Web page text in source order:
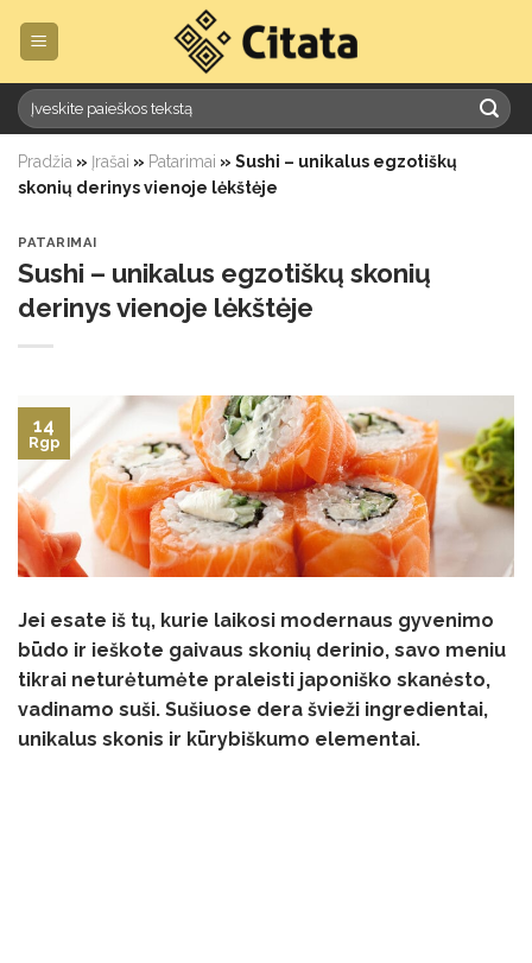
Pradžia » Įrašai » Patarimai » Sushi – unikalus egzotiškų
skonių derinys vienoje lėkštėje
PATARIMAI
Sushi – unikalus egzotiškų skonių
derinys vienoje lėkštėje
14
Rgp
Jei esate iš tų, kurie laikosi modernaus gyvenimo
būdo ir ieškote gaivaus skonių derinio, savo meniu
tikrai neturėtumėte praleisti japoniško skanėsto,
vadinamo suši. Sušiuose dera švieži ingredientai,
unikalus skonis ir kūrybiškumo elementai.